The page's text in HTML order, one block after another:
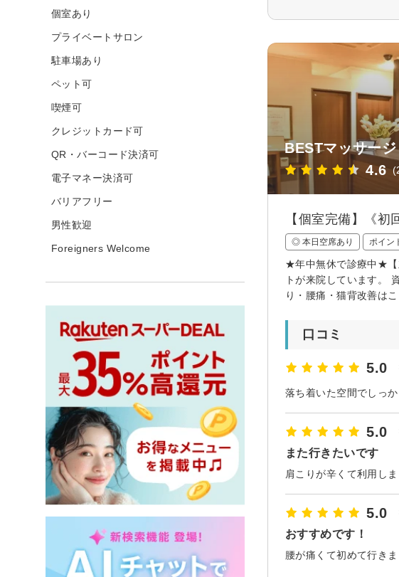
BESTマッサー
4.6
【個室完備】《
◎ 本日空席あり ポイン
★年中無休で診療中★【
トが来院しています。
り・腰痛・猫背改善はこ
口コミ
5.0
5.0
また行きたいです
5.0
おすすめです！
腰が痛くて初めて行き
個室あり
プライベートサロン
駐車場あり
ペット可
喫煙可
クレジットカード可
QR・バーコード決済可
電子マネー決済可
バリアフリー
男性歓迎
Foreigners Welcome